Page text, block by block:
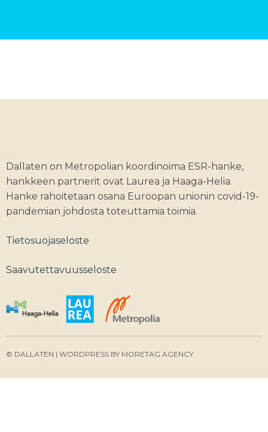
Dallaten on Metropolian koordinoima ESR-hanke,
hankkeen partnerit ovat Laurea ja Haaga-Helia.
Hanke rahoitetaan osana Euroopan unionin covid-19-
pandemian johdosta toteuttamia toimia.
Tietosuojaseloste
Saavutettavuusseloste
© DALLATEN | WORDPRESS BY MORETAG AGENCY